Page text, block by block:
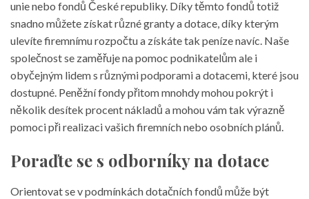
unie nebo fondů České republiky. Díky těmto fondů totiž
snadno můžete získat různé granty adotace , díky kterým
ulevíte firemnímu rozpočtu a získáte tak peníze navíc. Naše
společnost se zaměřuje na pomoc podnikatelům ale i
obyčejným lidem s různými podporami a dotacemi, které jsou
dostupné. Peněžní fondy přitom mnohdy mohou pokrýt i
několik desítek procent nákladů a mohou vám tak výrazně
pomoci při realizaci vašich firemních nebo osobních plánů.
Poraďte se s odborníky na dotace
Orientovat se v podmínkách dotačních fondů může být